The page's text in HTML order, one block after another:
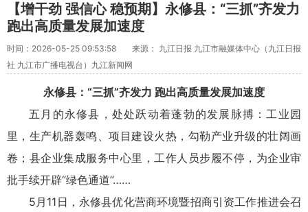
【增干劲 强信心 稳预期】永修县：“三抓”齐发力
跑出高质量发展加速度
时间：2026-05-25 09:53:58
来源： 九江日报 九江市融媒体中心（九江日报
社 九江市广播电视台）九江新闻网
永修县：“三抓”齐发力 跑出高质量发展加速度
五月的永修县，处处跃动着蓬勃的发展脉搏：工业园
里，生产机器轰鸣、项目建设火热，勾勒产业升级的壮阔画
卷；县企业集成服务中心里，工作人员步履不停，为企业审
批手续开辟“绿色通道”
5月11日，永修县优化营商环境暨招商引资工作推进会召